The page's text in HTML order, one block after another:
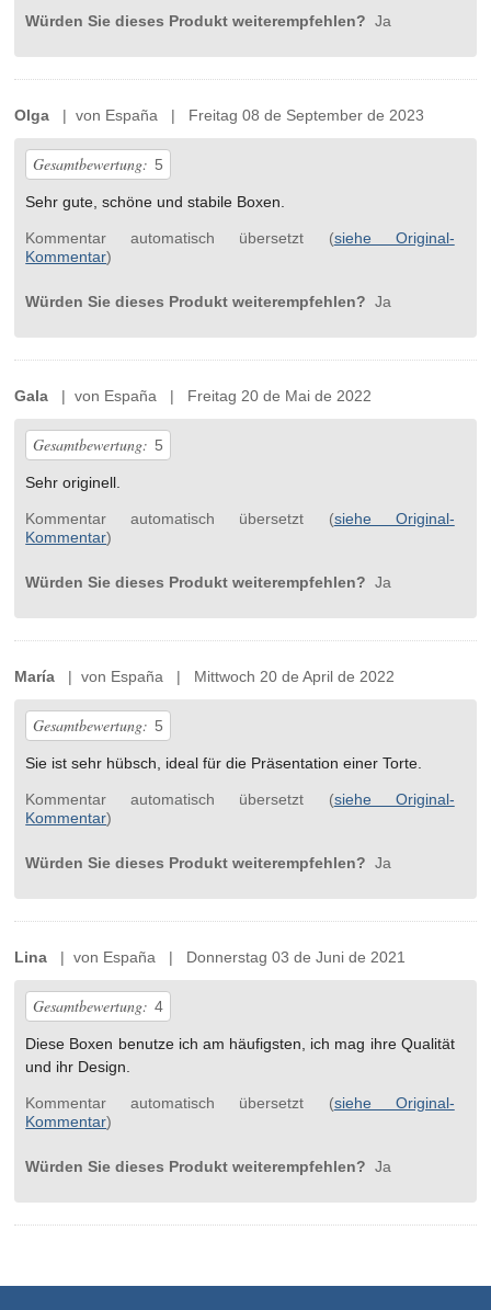
Würden Sie dieses Produkt weiterempfehlen? Ja
Olga | von España | Freitag 08 de September de 2023
Gesamtbewertung: 5
Sehr gute, schöne und stabile Boxen.
Kommentar automatisch übersetzt (siehe Original-
Kommentar)
Würden Sie dieses Produkt weiterempfehlen? Ja
Gala | von España | Freitag 20 de Mai de 2022
Gesamtbewertung: 5
Sehr originell.
Kommentar automatisch übersetzt (siehe Original-
Kommentar)
Würden Sie dieses Produkt weiterempfehlen? Ja
María | von España | Mittwoch 20 de April de 2022
Gesamtbewertung: 5
Sie ist sehr hübsch, ideal für die Präsentation einer Torte.
Kommentar automatisch übersetzt (siehe Original-
Kommentar)
Würden Sie dieses Produkt weiterempfehlen? Ja
Lina | von España | Donnerstag 03 de Juni de 2021
Gesamtbewertung: 4
Diese Boxen benutze ich am häufigsten, ich mag ihre Qualität
und ihr Design.
Kommentar automatisch übersetzt (siehe Original-
Kommentar)
Würden Sie dieses Produkt weiterempfehlen? Ja